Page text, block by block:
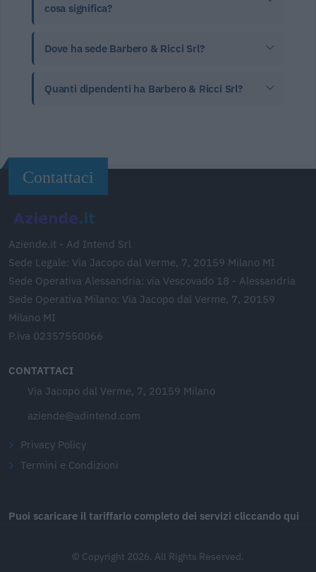
cosa significa?
Dove ha sede Barbero & Ricci Srl?
Quanti dipendenti ha Barbero & Ricci Srl?
Contattaci
Aziende.it - Ad Intend Srl
Sede Legale: Via Jacopo dal Verme, 7, 20159 Milano MI
Sede Operativa Alessandria: via Vescovado 18 - Alessandria
Sede Operativa Milano: Via Jacopo dal Verme, 7, 20159
Milano MI
P.iva 02357550066
CONTATTACI
Via Jacopo dal Verme, 7, 20159 Milano
aziende@adintend.com
Privacy Policy
Termini e Condizioni
Puoi scaricare il tariffario completo dei servizi cliccando qui
© Copyright 2026. All Rights Reserved.